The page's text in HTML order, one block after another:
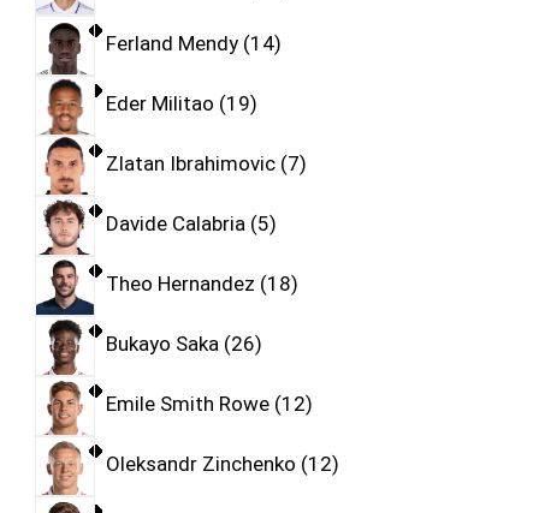
Ferland Mendy 14
Eder Militao 19
Zlatan Ibrahimovic 7
Davide Calabria 5
Theo Hernandez 18
Bukayo Saka 26
Emile Smith Rowe 12
Oleksandr Zinchenko 12